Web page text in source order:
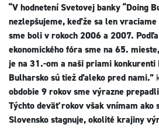
“V hodnetení Svetovej banky “Doing
nezlepšujeme, keďže sa len
sme boli v rokoch 2006 a 2007.
ekonomického fóra sme na 65.
je na 31.-om a naši priami konkurenti
Bulharsko sú tiež ďaleko pred nami.”
obdobie 9 rokov sme výrazne
Týchto deväť rokov však vnímam ako
Slovensko stagnuje, okolité krajiny